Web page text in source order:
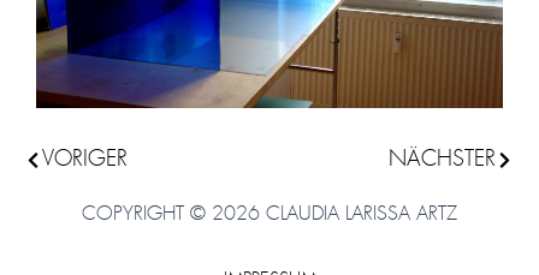
Zurück
VORIGER NÄCHSTER
COPYRIGHT © 2026 CLAUDIA LARISSA ARTZ